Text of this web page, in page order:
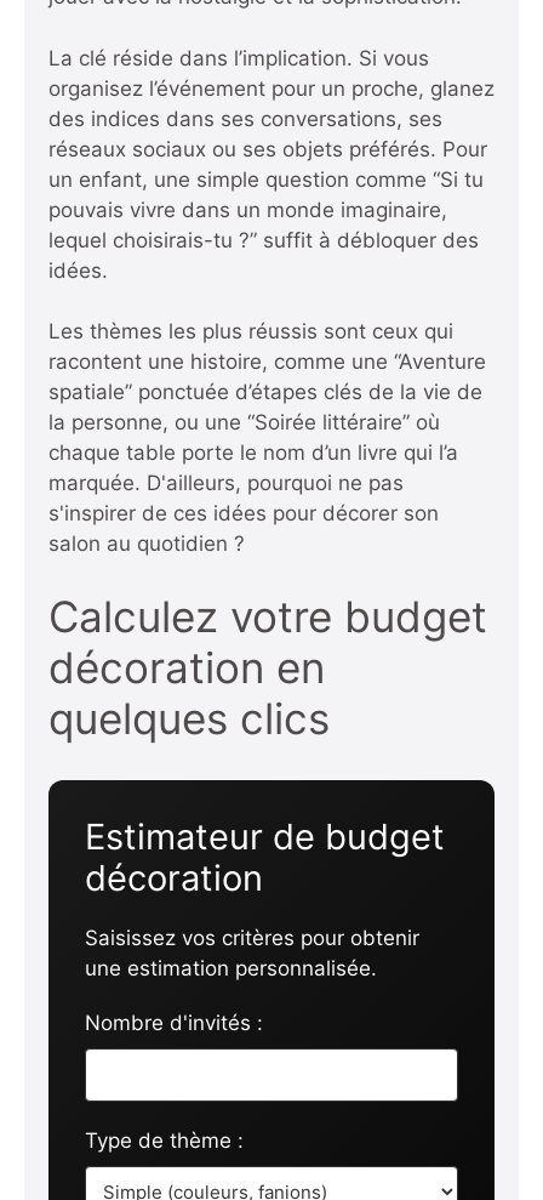
La clé réside dans l’implication. Si vous
organisez l’événement pour un proche, glanez
des indices dans ses conversations, ses
réseaux sociaux ou ses objets préférés. Pour
un enfant, une simple question comme “Si tu
pouvais vivre dans un monde imaginaire,
lequel choisirais-tu ?” suffit à débloquer des
idées.
Les thèmes les plus réussis sont ceux qui
racontent une histoire, comme une “Aventure
spatiale” ponctuée d’étapes clés de la vie de
la personne, ou une “Soirée littéraire” où
chaque table porte le nom d’un livre qui l’a
marquée. D'ailleurs, pourquoi ne pas
s'inspirer de ces idées pour décorer son
salon au quotidien ?
Calculez votre budget
décoration en
quelques clics
Estimateur de budget
décoration
Saisissez vos critères pour obtenir
une estimation personnalisée.
Nombre d'invités :
Type de thème :